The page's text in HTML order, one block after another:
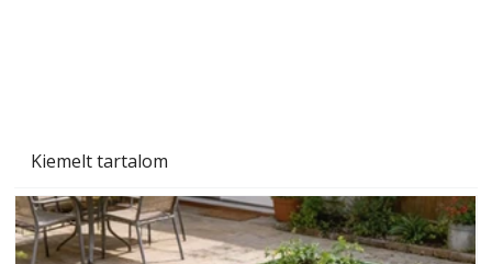
Kiemelt tartalom